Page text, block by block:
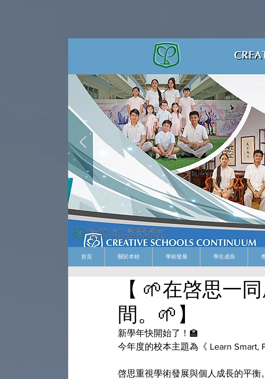
首頁 關於本校 學術發展 學生成長
【 🌱在啓思一
間。🌱】
新學年快開始了！🏫
今年度的校本主題為《 Learn Smart,
啓思重視學術發展與個人成長的平衡